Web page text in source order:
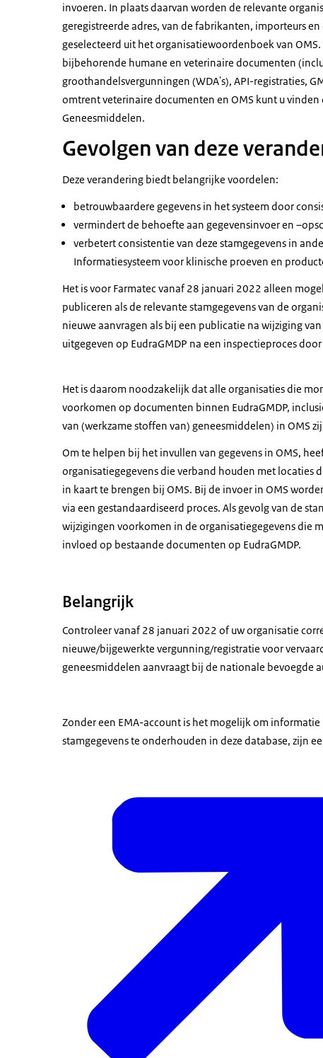
invoeren. In plaats daarvan worden de relevante
geregistreerde adres, van de fabrikanten, importeurs
geselecteerd uit het organisatiewoordenboek van
bijbehorende humane en veterinaire documenten
groothandelsvergunningen (WDA's), API-registraties,
omtrent veterinaire documenten en OMS kunt u
Geneesmiddelen.
Gevolgen van deze
Deze verandering biedt belangrijke voordelen:
betrouwbaardere gegevens in het systeem door
vermindert de behoefte aan gegevensinvoer en
verbetert consistentie van deze stamgegevens in
Informatiesysteem voor klinische proeven en
Het is voor Farmatec vanaf 28 januari 2022 alleen
publiceren als de relevante stamgegevens van de
nieuwe aanvragen als bij een publicatie na wijziging
uitgegeven op EudraGMDP na een inspectieproces door
Het is daarom noodzakelijk dat alle organisaties die
voorkomen op documenten binnen EudraGMDP,
van (werkzame stoffen van) geneesmiddelen) in OMS
Om te helpen bij het invullen van gegevens in OMS,
organisatiegegevens die verband houden met locaties
in kaart te brengen bij OMS. Bij de invoer in OMS
via een gestandaardiseerd proces. Als gevolg van de
wijzigingen voorkomen in de organisatiegegevens die
invloed op bestaande documenten op EudraGMDP.
Belangrijk
Controleer vanaf 28 januari 2022 of uw organisatie
nieuwe/bijgewerkte vergunning/registratie voor
geneesmiddelen aanvraagt bij de nationale bevoegde
Zonder een EMA-account is het mogelijk om
stamgegevens te onderhouden in deze database, zijn